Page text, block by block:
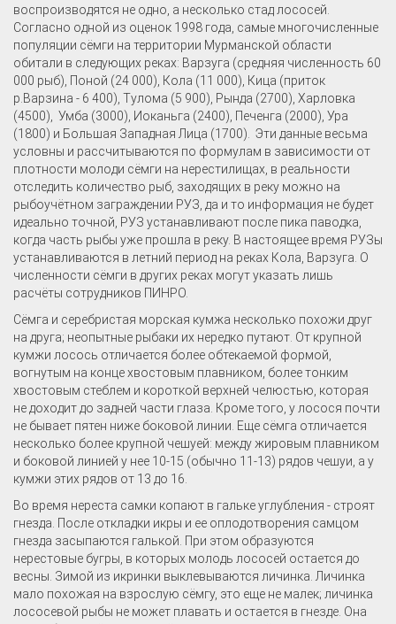
воспроизводятся не одно, а несколько стад лососей.
Согласно одной из оценок 1998 года, самые многочисленные
популяции сёмги на территории Мурманской области
обитали в следующих реках: Варзуга (средняя численность 60
000 рыб), Поной (24 000), Кола (11 000), Кица (приток
р.Варзина - 6 400), Тулома (5 900), Рында (2700), Харловка
(4500), Умба (3000), Иоканьга (2400), Печенга (2000), Ура
(1800) и Большая Западная Лица (1700). Эти данные весьма
условны и рассчитываются по формулам в зависимости от
плотности молоди сёмги на нерестилищах, в реальности
отследить количество рыб, заходящих в реку можно на
рыбоучётном заграждении РУЗ, да и то информация не будет
идеально точной, РУЗ устанавливают после пика паводка,
когда часть рыбы уже прошла в реку. В настоящее время РУЗы
устанавливаются в летний период на реках Кола, Варзуга. О
численности сёмги в других реках могут указать лишь
расчёты сотрудников ПИНРО.
Сёмга и серебристая морская кумжа несколько похожи друг
на друга; неопытные рыбаки их нередко путают. От крупной
кумжи лосось отличается более обтекаемой формой,
вогнутым на конце хвостовым плавником, более тонким
хвостовым стеблем и короткой верхней челюстью, которая
не доходит до задней части глаза. Кроме того, у лосося почти
не бывает пятен ниже боковой линии. Еще сёмга отличается
несколько более крупной чешуей: между жировым плавником
и боковой линией у нее 10-15 (обычно 11-13) рядов чешуи, а у
кумжи этих рядов от 13 до 16.
Во время нереста самки копают в гальке углубления - строят
гнезда. После откладки икры и ее оплодотворения самцом
гнезда засыпаются галькой. При этом образуются
нерестовые бугры, в которых молодь лососей остается до
весны. Зимой из икринки выклевываются личинка. Личинка
мало похожая на взрослую сёмгу, это еще не малек; личинка
лососевой рыбы не может плавать и остается в гнезде. Она